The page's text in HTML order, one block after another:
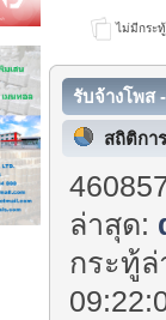
ไม่มีกระ
รับจ้างโพส
สถิติกา
ล่าสุด:
กระทู้ล่